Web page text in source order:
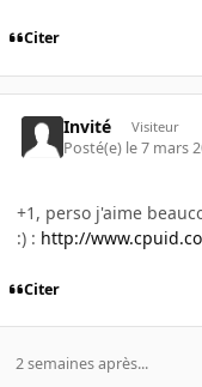
Citer
Invité Visiteur
Posté(e) le 7 mars
+1, perso j'aime
:) : http://
Citer
2 semaines après...